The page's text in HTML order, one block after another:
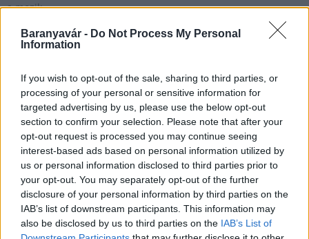
Baranyavár - Do Not Process My Personal
Information
If you wish to opt-out of the sale, sharing to third parties, or
processing of your personal or sensitive information for
targeted advertising by us, please use the below opt-out
section to confirm your selection. Please note that after your
opt-out request is processed you may continue seeing
interest-based ads based on personal information utilized by
us or personal information disclosed to third parties prior to
your opt-out. You may separately opt-out of the further
disclosure of your personal information by third parties on the
IAB’s list of downstream participants. This information may
also be disclosed by us to third parties on the IAB’s List of
a mozik.
2020.10.19
Helyi hírek